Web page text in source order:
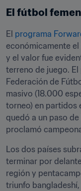
El fútbol
El programa
económicamente el
y el valor fue
terreno de juego.
Federación de
masivo (18.000
torneo) en partidos
quedó a un paso
proclamó
Los dos países
terminar por
región y
triunfo